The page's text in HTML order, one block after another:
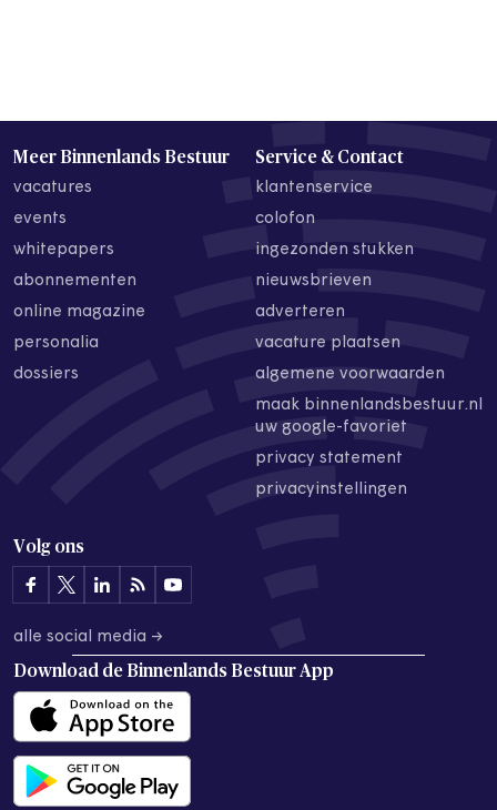
Meer Binnenlands Bestuur
vacatures
events
whitepapers
abonnementen
online magazine
personalia
dossiers
Service & Contact
klantenservice
colofon
ingezonden stukken
nieuwsbrieven
adverteren
vacature plaatsen
algemene voorwaarden
maak binnenlandsbestuur.nl
uw google-favoriet
privacy statement
privacyinstellingen
Volg ons
alle social media →
Download de Binnenlands Bestuur App